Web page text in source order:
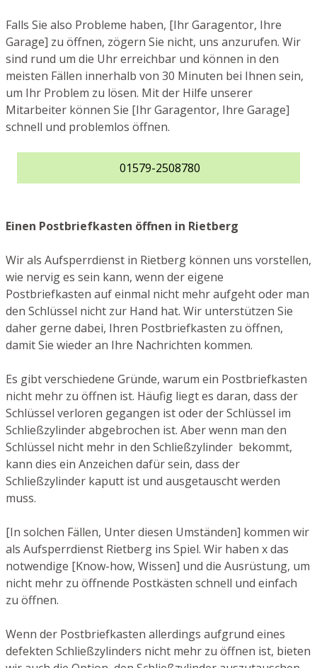
Falls Sie also Probleme haben, [Ihr Garagentor, Ihre
Garage] zu öffnen, zögern Sie nicht, uns anzurufen. Wir
sind rund um die Uhr erreichbar und können in den
meisten Fällen innerhalb von 30 Minuten bei Ihnen sein,
um Ihr Problem zu lösen. Mit der Hilfe unserer
Mitarbeiter können Sie [Ihr Garagentor, Ihre Garage]
schnell und problemlos öffnen.
01579-2508780
Einen Postbriefkasten öffnen in Rietberg
Wir als Aufsperrdienst in Rietberg können uns vorstellen,
wie nervig es sein kann, wenn der eigene
Postbriefkasten auf einmal nicht mehr aufgeht oder man
den Schlüssel nicht zur Hand hat. Wir unterstützen Sie
daher gerne dabei, Ihren Postbriefkasten zu öffnen,
damit Sie wieder an Ihre Nachrichten kommen.
Es gibt verschiedene Gründe, warum ein Postbriefkasten
nicht mehr zu öffnen ist. Häufig liegt es daran, dass der
Schlüssel verloren gegangen ist oder der Schlüssel im
Schließzylinder abgebrochen ist. Aber wenn man den
Schlüssel nicht mehr in den Schließzylinder bekommt,
kann dies ein Anzeichen dafür sein, dass der
Schließzylinder kaputt ist und ausgetauscht werden
muss.
[In solchen Fällen, Unter diesen Umständen] kommen wir
als Aufsperrdienst Rietberg ins Spiel. Wir haben x das
notwendige [Know-how, Wissen] und die Ausrüstung, um
nicht mehr zu öffnende Postkästen schnell und einfach
zu öffnen.
Wenn der Postbriefkasten allerdings aufgrund eines
defekten Schließzylinders nicht mehr zu öffnen ist, bieten